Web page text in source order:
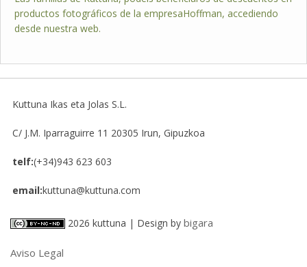
productos fotográficos de la empresaHoffman, accediendo
desde nuestra web.
Kuttuna Ikas eta Jolas S.L.
C/ J.M. Iparraguirre 11 20305 Irun, Gipuzkoa
telf:(+34)943 623 603
email:kuttuna@kuttuna.com
2026 kuttuna | Design by bigara
Aviso Legal